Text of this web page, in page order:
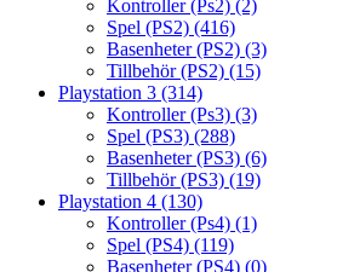
Kontroller (Ps2) (2)
Spel (PS2) (416)
Basenheter (PS2) (3)
Tillbehör (PS2) (15)
Playstation 3 (314)
Kontroller (Ps3) (3)
Spel (PS3) (288)
Basenheter (PS3) (6)
Tillbehör (PS3) (19)
Playstation 4 (130)
Kontroller (Ps4) (1)
Spel (PS4) (119)
Basenheter (PS4) (0)